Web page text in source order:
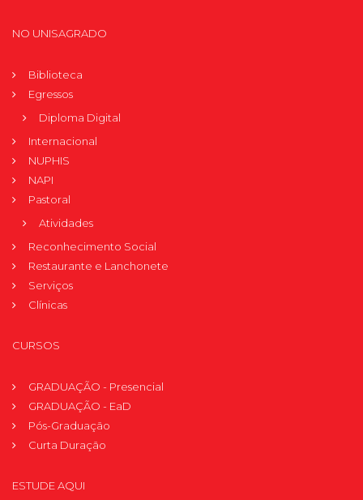
NO UNISAGRADO
Biblioteca
Egressos
Diploma Digital
Internacional
NUPHIS
NAPI
Pastoral
Atividades
Reconhecimento Social
Restaurante e Lanchonete
Serviços
Clínicas
CURSOS
GRADUAÇÃO - Presencial
GRADUAÇÃO - EaD
Pós-Graduação
Curta Duração
ESTUDE AQUI